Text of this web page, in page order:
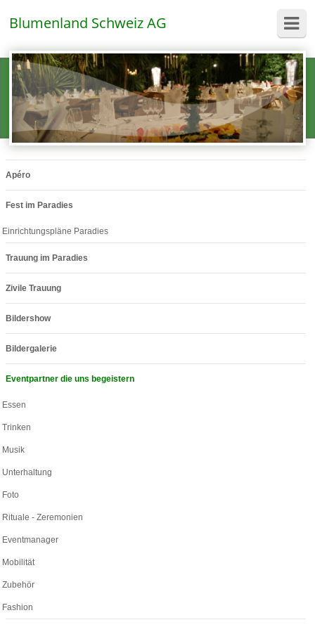
Blumenland Schweiz AG
Apéro
Fest im Paradies
Einrichtungspläne Paradies
Trauung im Paradies
Zivile Trauung
Bildershow
Bildergalerie
Eventpartner die uns begeistern
Essen
Trinken
Musik
Unterhaltung
Foto
Rituale - Zeremonien
Eventmanager
Mobilität
Zubehör
Fashion